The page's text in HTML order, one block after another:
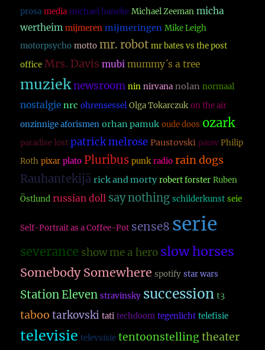
prosa media michael haneke Michael Zeeman micha
wertheim mijmeren mijmeringen Mike Leigh
motorpsycho motto mr. robot mr bates vs the post
office Mrs. Davis mubi mummy´s a tree
muzieknewsroom nin nirvana nolan normaal
nostalgie nrc ohrensessel Olga Tokarczuk on the air
onzinnige aforismen orhan pamuk oude doos ozark
paradise lost patrick melrose Paustovski pauw Philip
Roth pixar plato Pluribus punk radio rain dogs
Rauhantekijä rick and morty robert forster Ruben
Östlund russian doll say nothing schilderkunst seie
Self-Portrait as a Coffee-Pot sense8 serie
severance show me a hero slow horses
Somebody Somewhere spotify star wars
Station Eleven stravinsky succession t3
taboo tarkovski tati techdoom tegenlicht telefisie
televisie televsisie tentoonstelling theater